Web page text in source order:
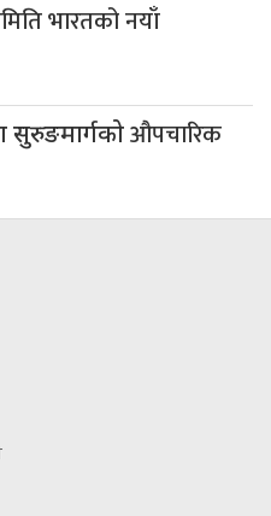
भारतको नयाँ
सुरुङमार्गकोऔपचारिक